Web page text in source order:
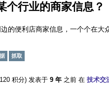
个行业的商家信息？
的便利店商家信息，一个个在
抓取
120 积分) 发表于 9 年 之前 在 技术交